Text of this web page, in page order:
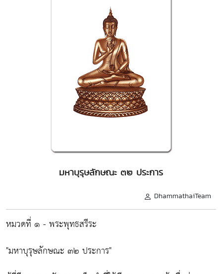
มหาบุรุษลักษณะ ๓๒ ประการ
DhammathaiTeam
หมวดที่ ๑ - พระพุทธสรีระ
"มหาบุรุษลักษณะ ๓๒ ประการ"